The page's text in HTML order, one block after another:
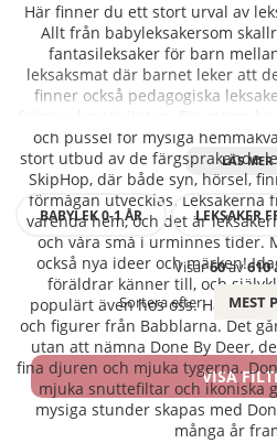
Här finner du ett stort urval av
Allt från babyleksakersom
fantasileksaker för barn
leksaksmat där barnet leker att
finner också pedagogiska
och pussel för mysiga
stort utbud av de färgsprakande
SkipHop, där både syn, hörsel,
förmågan utvecklas. Leksakerna
varenda hem, och det är
och våra små i urminnes tider.
också nya ideer och märken!
föräldrar känner till, och
populärt även hos oss. Här
och figurer från Babblarna. Det
utan att nämna Done By Deer,
fina djuren och mjuka tygerna.
mjuka snuttefiltar och ikoniska
mysiga stunder skapas med
många år
BABYLEK 0-1 ÅR LEKSAKER
Visar60av610
Sortera efter:
MEST
VISA